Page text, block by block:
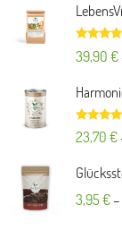
Bewertet
5.00von 5
39,90€
Bewertet
5.00 von 5
23,70€
3,95€–